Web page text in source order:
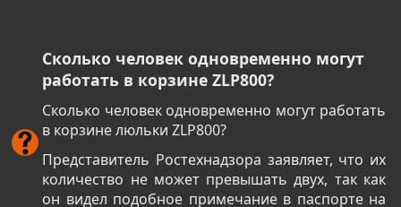
Сколько человек одновременно могут
работать в корзине ZLP800?
Сколько человек одновременно могут работать
в корзине люльки ZLP800?
Представитель Ростехнадзора заявляет, что их
количество не может превышать двух, так как
он видел подобное примечание в паспорте на